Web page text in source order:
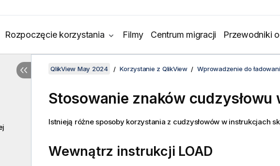
Rozpoczęcie korzystania Filmy Centrum migracji Przewodniki
QlikView May 2024 Korzystanie z QlikView Wprowadzenie do
Stosowanie znaków cudzysłowu
Istnieją różne sposoby korzystania z cudzysłowów w instrukcjach
Wewnątrz instrukcji LOAD